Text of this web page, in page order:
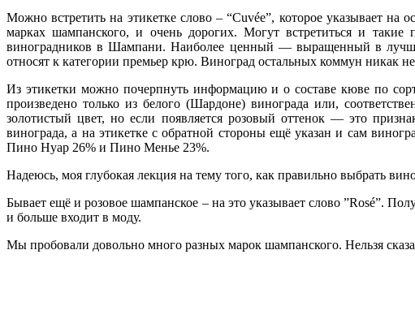
Можно встретить на этикетке слово – “Cuvée”, которое указывает
марках шампанского, и очень дорогих. Могут встретиться и
виноградников в Шампани. Наиболее ценный — выращенный в
относят к категории премьер крю. Виноград остальных коммун никак не
Из этикетки можно почерпнуть информацию и о составе кюве по
произведено только из белого (Шардоне) винограда или,
золотистый цвет, но если появляется розовый оттенок — это
винограда, а на этикетке с обратной стороны ещё указан и сам
Пино Нуар 26% и Пино Менье 23%.
Надеюсь, моя глубокая лекция на тему того, как правильно выбрать
Бывает ещё и розовое шампанское – на это указывает слово ”Rosé”.
и больше входит в моду.
Мы пробовали довольно много разных марок шампанского. Нельзя